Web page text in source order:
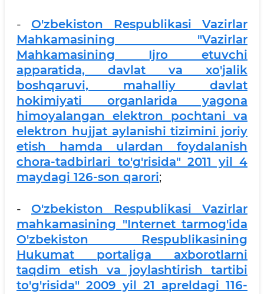
- O'zbekiston Respublikasi Vazirlar
Mahkamasining "Vazirlar
Mahkamasining Ijro etuvchi
apparatida, davlat va xo'jalik
boshqaruvi, mahalliy davlat
hokimiyati organlarida yagona
himoyalangan elektron pochtani va
elektron hujjat aylanishi tizimini joriy
etish hamda ulardan foydalanish
chora-tadbirlari to'g'risida" 2011 yil 4
maydagi 126-son qarori;
- O'zbekiston Respublikasi Vazirlar
mahkamasining "Internet tarmog'ida
O'zbekiston Respublikasining
Hukumat portaliga axborotlarni
taqdim etish va joylashtirish tartibi
to'g'risida" 2009 yil 21 apreldagi 116-